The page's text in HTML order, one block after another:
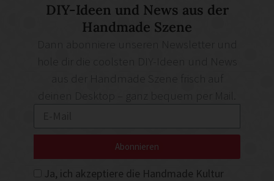
DIY-Ideen und News aus der
Handmade Szene
deinen Desktop – ganz bequem per Mail.
Ja, ich akzeptiere die Handmade Kultur
Abonnieren